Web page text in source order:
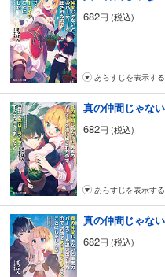
682円 (税込)
あらすじを表示する
682円 (税込)
あらすじを表示する
682円 (税込)